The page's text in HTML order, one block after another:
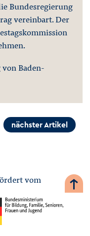
Bundesregierung
vereinbart. Der
Baden-
nächster Artikel
vom